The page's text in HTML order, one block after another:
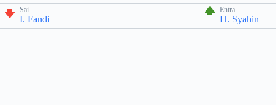
Sai
I. Fandi
Entra
H. Syahin